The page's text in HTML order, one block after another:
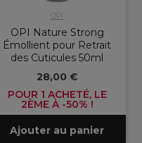
OPI
OPI Nature Strong
Émollient pour Retrait
des Cuticules 50ml
28,00 €
POUR 1 ACHETÉ, LE
2ÈME À -50% !
Ajouter au panier